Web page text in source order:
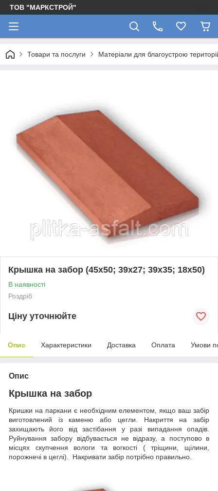
ТОВ "МАРКСТРОЙ"
Товари та послуги Матеріали для благоустрою
Крышка на забор (45х50; 39х27; 39х35; 18х50)
В наявності
Роздріб
Ціну уточнюйте
Опис Характеристики Доставка Оплата Умови
Опис
Крышка на забор
Кришки на паркани є необхідним елементом, якщо ваш забір
виготовлений із каменю або цегли. Накриття на забір
захищають його від застібання у разі випадання опадів.
Руйнування забору відбувається не відразу, а поступово в
місцях скупчення вологи та вогкості ( тріщини, щілини,
порожнечі в цеглі). Накривати забір потрібно правильно.